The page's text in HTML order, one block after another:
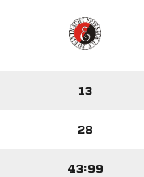
13
28
43:99